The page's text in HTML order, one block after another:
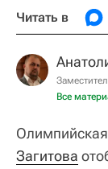
Читать в
Все
Загитова